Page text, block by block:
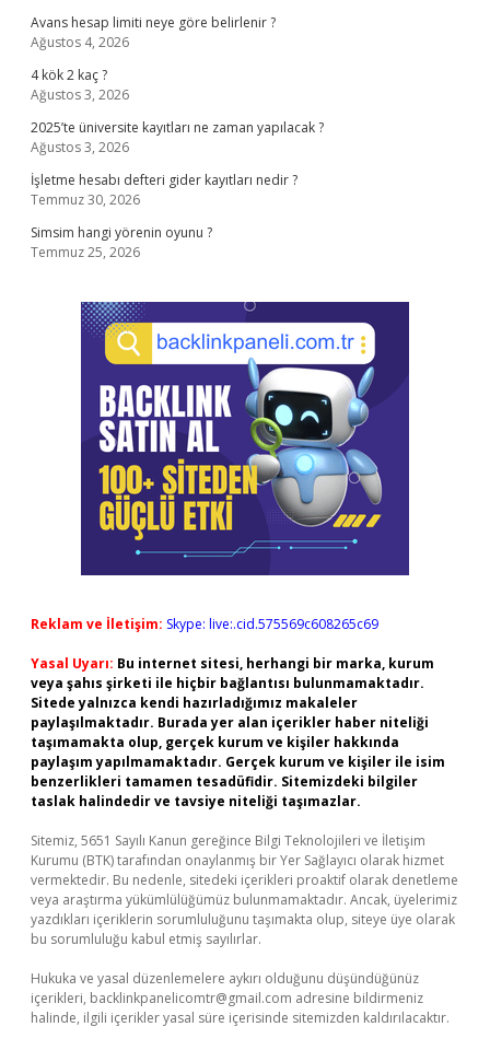
Avans hesap limiti neye göre belirlenir ?
Ağustos 4, 2026
4 kök 2 kaç ?
Ağustos 3, 2026
2025’te üniversite kayıtları ne zaman yapılacak ?
Ağustos 3, 2026
İşletme hesabı defteri gider kayıtları nedir ?
Temmuz 30, 2026
Simsim hangi yörenin oyunu ?
Temmuz 25, 2026
Reklam ve İletişim: Skype: live:.cid.575569c608265c69
Yasal Uyarı: Bu internet sitesi, herhangi bir marka, kurum
veya şahıs şirketi ile hiçbir bağlantısı bulunmamaktadır.
Sitede yalnızca kendi hazırladığımız makaleler
paylaşılmaktadır. Burada yer alan içerikler haber niteliği
taşımamakta olup, gerçek kurum ve kişiler hakkında
paylaşım yapılmamaktadır. Gerçek kurum ve kişiler ile isim
benzerlikleri tamamen tesadüfidir. Sitemizdeki bilgiler
taslak halindedir ve tavsiye niteliği taşımazlar.
Sitemiz, 5651 Sayılı Kanun gereğince Bilgi Teknolojileri ve İletişim
Kurumu (BTK) tarafından onaylanmış bir Yer Sağlayıcı olarak hizmet
vermektedir. Bu nedenle, sitedeki içerikleri proaktif olarak denetleme
veya araştırma yükümlülüğümüz bulunmamaktadır. Ancak, üyelerimiz
yazdıkları içeriklerin sorumluluğunu taşımakta olup, siteye üye olarak
bu sorumluluğu kabul etmiş sayılırlar.
Hukuka ve yasal düzenlemelere aykırı olduğunu düşündüğünüz
içerikleri, backlinkpanelicomtr@gmail.com adresine bildirmeniz
halinde, ilgili içerikler yasal süre içerisinde sitemizden kaldırılacaktır.